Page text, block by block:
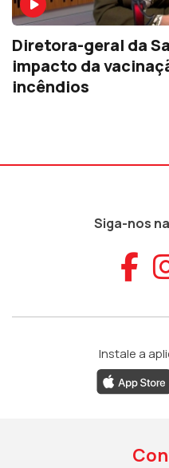
Diretora-geral da
impacto da
incêndios
Siga-nos
Instale a